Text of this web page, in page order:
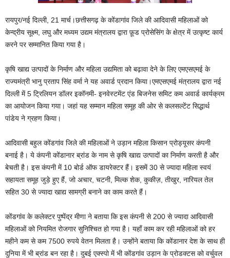
रायपुर/नई दिल्ली, 21 मार्च।छत्तीसगढ़ के कोंडागांव जिले की आदिवासी महिलाओं को
केन्द्रीय सूक्ष्म, लघु और मध्यम उद्यम मंत्रालय द्वारा फ़ूड प्रोसेसिंग के क्षेत्र में उत्कृष्ट कार्य
करने पर सम्मानित किया गया है।
कृषि खाद्य उत्पादों के निर्माण और महिला उद्यमिता को बढ़ावा देने के लिए एमएसएमई के
राज्यमंत्री भानु प्रताप सिंह वर्मा ने यह अवार्ड प्रदान किया।एमएसएमई मंत्रालय द्वारा नई
दिल्ली में 5 ट्रिलियन डॉलर इकॉनमी- इनवेस्टमेंट एंड बिजनेस समिट कम अवार्ड कार्यक्रम
का आयोजन किया गया। जहां यह सम्मान महिला समूह की ओर से कलसल्टेंट सिद्धार्थ
पांडेय ने ग्रहण किया।
आदिवासी बहुल कोंडगांव जिले की महिलाओं ने उड़ान महिला किसान प्रोड्यूसर कंपनी
बनाई है। ये कंपनी कोंडानार ब्रांड के नाम से कृषि खाद्य उत्पादों का निर्माण करती है और
बेचती है। इस कंपनी में 10 बोर्ड ऑफ डायरेक्टर हैं। इसमें 30 से ज्यादा महिला स्वयं
सहायता समूह जुड़े हुए हैं, जो अचार, चटनी, मिल्क शेक, कुकीज़, तीखुर, नारियल तेल
सहित 30 से ज्यादा खाद्य सामग्री बनाने का काम करते हैं।
कोंडगांव के कलेक्टर पुष्पेंद्र मीणा ने बताया कि इस कंपनी से 200 से ज्यादा आदिवासी
महिलाओं को नियमित रोजगार सुनिश्चित हो गया है। यहाँ काम कर रही महिलाओं को हर
महीने कम से कम 7500 रुपये वेतन मिलता है। उन्होंने बताया कि कोंडानार देश के साथ ही
दुनिया में भी ब्रांड बन रहा है। दुबई एक्स्पो में भी कोंडगांव उड़ान के प्रोडक्टस को वर्चुवल